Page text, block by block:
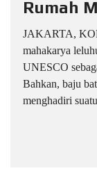
Rumah
JAKARTA,
mahakarya
UNESCO
Bahkan, baju
menghadiri